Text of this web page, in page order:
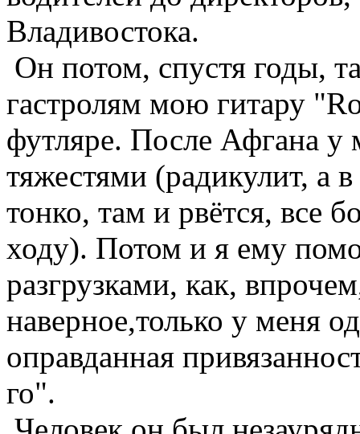
Владивостока.
Он потом, спустя годы,
гастролям мою гитару
футляре. После Афгана
тяжестями (радикулит, а
тонко, там и рвётся, все
ходу). Потом и я ему
разгрузками, как,
наверное,только у меня
оправданная
го".